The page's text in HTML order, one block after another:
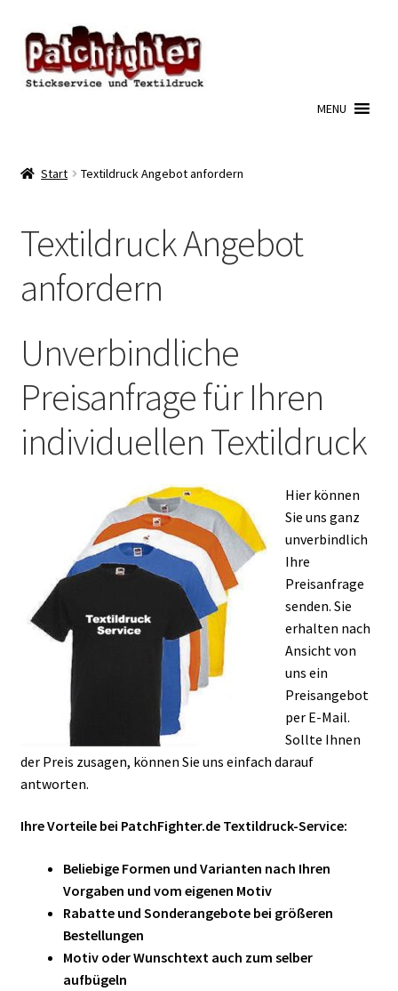
Zur
Navigation
springen
Zum
Inhalt
springen
MENU
Start Textildruck Angebot anfordern
Textildruck Angebot
anfordern
Unverbindliche
Preisanfrage für Ihren
individuellen Textildruck
Hier können
Sie uns ganz
unverbindlich
Ihre
Preisanfrage
senden. Sie
erhalten nach
Ansicht von
uns ein
Preisangebot
per E-Mail.
Sollte Ihnen
der Preis zusagen, können Sie uns einfach darauf
antworten.
Ihre Vorteile bei PatchFighter.de Textildruck-Service:
Beliebige Formen und Varianten nach Ihren
Vorgaben und vom eigenen Motiv
Rabatte und Sonderangebote bei größeren
Bestellungen
Motiv oder Wunschtext auch zum selber
aufbügeln